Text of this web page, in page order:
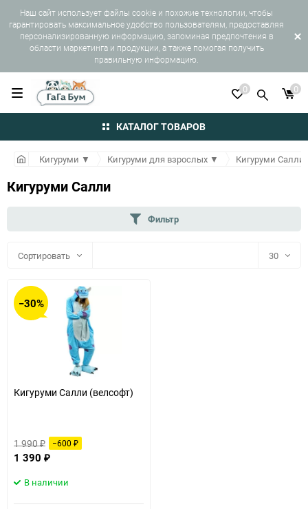
Наш сайт использует файлы cookie и похожие технологии, чтобы
гарантировать максимальное удобство пользователям, предоставляя
персонализированную информацию, запоминая предпочтения в
области маркетинга и продукции, а также помогая получить
правильную информацию.
КАТАЛОГ ТОВАРОВ
0 0
Кигуруми ▼ Кигуруми для взрослых ▼ Кигуруми Салли
Кигуруми Салли
Фильтр
Сортировать 30
−30%
Кигуруми Салли (велсофт)
1 990₽ −600 ₽
1 390 ₽
В наличии